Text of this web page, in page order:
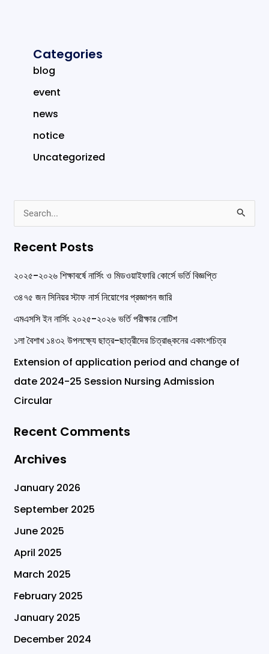
Categories
blog
event
news
notice
Uncategorized
a
r
c
r
:
Recent Posts
২০২৫-২০২৬ শিক্ষাবর্ষে নার্সিং ও মিডওয়াইফারি কোর্সে ভর্তি বিজ্ঞপ্তি
৩৪৭৫ জন সিনিয়র স্টাফ নার্স নিয়োগের প্রজ্ঞাপন জারি
এমএসসি ইন নার্সিং ২০২৫-২০২৬ ভর্তি পরীক্ষার নোটিশ
১লা বৈশাখ ১৪৩২ উপলক্ষ্যে ছাত্র-ছাত্রীদের চিত্রাঙ্কনের একাংশচিত্র
Extension of application period and change of
date 2024-25 Session Nursing Admission
Circular
Recent Comments
Archives
January 2026
September 2025
June 2025
April 2025
March 2025
February 2025
January 2025
December 2024